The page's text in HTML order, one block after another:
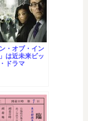
・オブ・イン
は近未来ビッ
ドラマ